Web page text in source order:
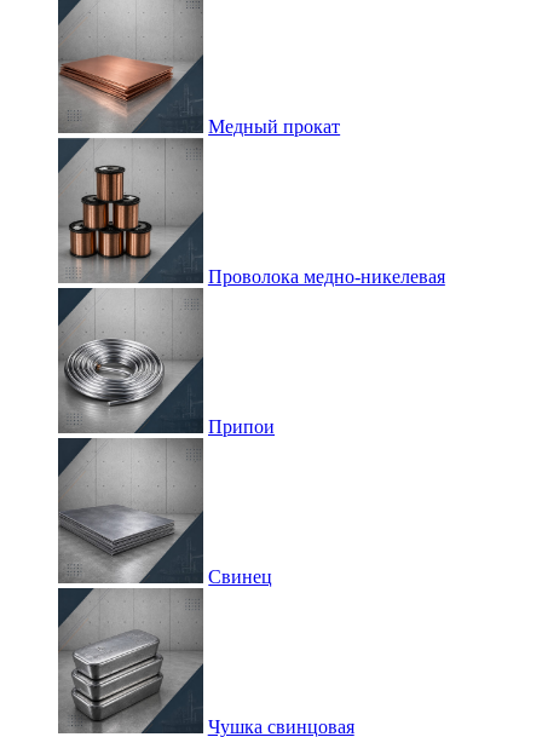
Медный прокат
Проволока медно-никелевая
Припои
Свинец
Чушка свинцовая